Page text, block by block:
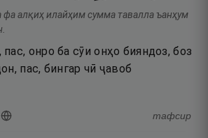
фа алқиҳ илайҳим сумма тавалла ъанҳум
онро ба сӯи онҳо бияндоз, боз
пас, бингар чӣ ҷавоб
тафсир